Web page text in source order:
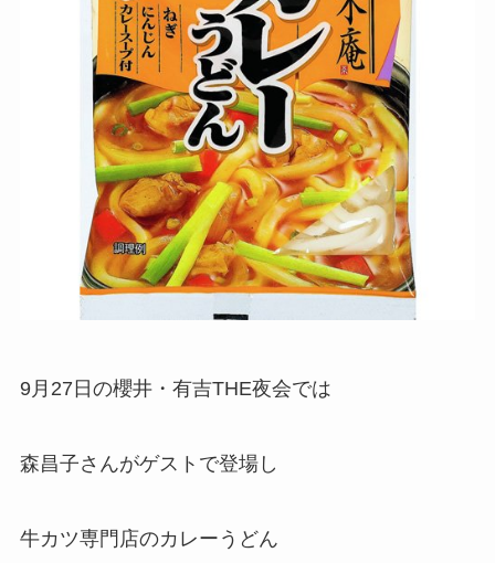
9月27日の櫻井・有吉THE夜会では
森昌子さんがゲストで登場し
牛カツ専門店のカレーうどん